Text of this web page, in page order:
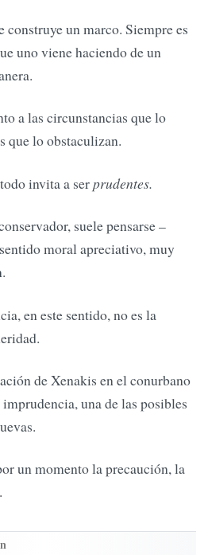
un marco. Siempre es
uno viene haciendo de un
a las circunstancias que lo
que lo obstaculizan.
invita a serprudentes.
suele pensarse –
moral apreciativo, muy
en este sentido, no es la
de Xenakis en el conurbano
una de las posibles
un momento la precaución, la